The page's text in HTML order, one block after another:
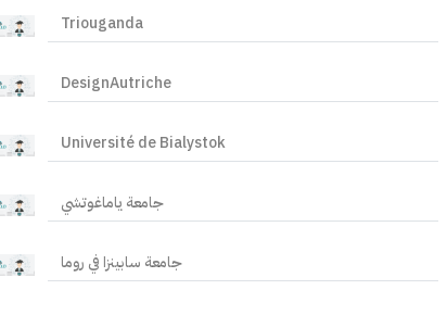
Triouganda
DesignAutriche
Université de Bialystok
جامعة ياماغوتشي
جامعة سابينزا في روما